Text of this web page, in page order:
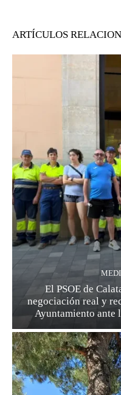
ARTÍCULOS
El PSOE de
negociación real y
Ayuntamiento ante